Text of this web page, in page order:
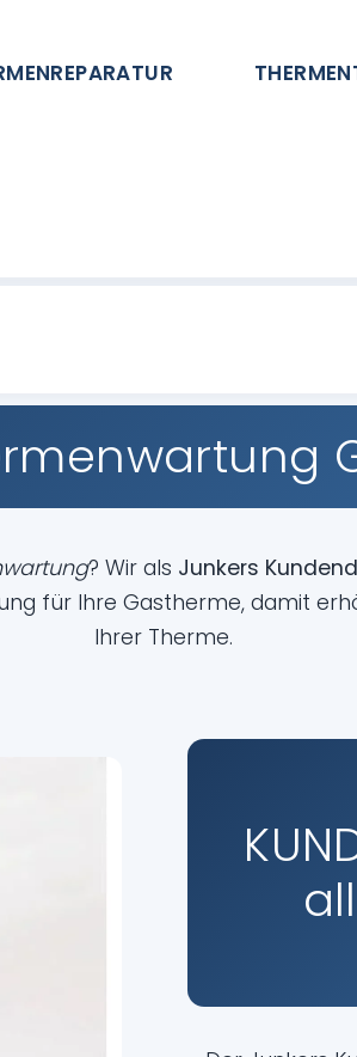
? Wir als Junkers
für Ihre Gastherme, damit
Ihrer Therme.